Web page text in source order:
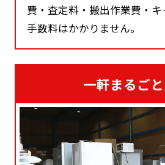
費・査定料・搬出作業費・
手数料はかかりません。
一軒まるご